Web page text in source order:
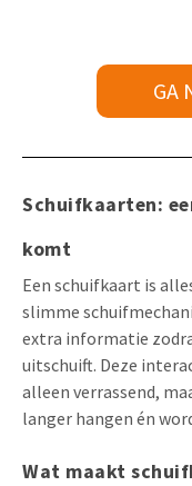
GA
Schuifkaarten:
komt
Een schuifkaart is
slimme
extra informatie
uitschuift. Deze
alleen verrassend,
langer hangen én
Wat maakt